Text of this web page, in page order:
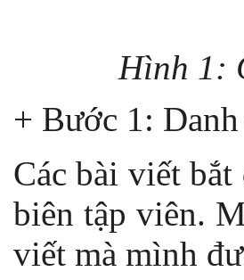
Hình 1:
+ Bước 1:
Các bài viết
biên tập viên.
viết mà mình